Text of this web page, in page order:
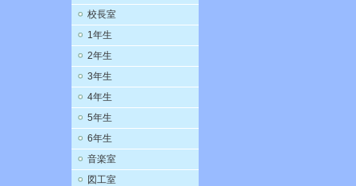
校長室
1年生
2年生
3年生
4年生
5年生
6年生
音楽室
図工室